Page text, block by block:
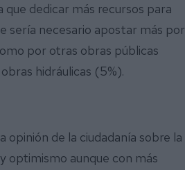
dedicar más recursos para
sería necesario apostar más por
por otras obras públicas
hidráulicas (5%).
de la ciudadanía sobre la
optimismo aunque con más